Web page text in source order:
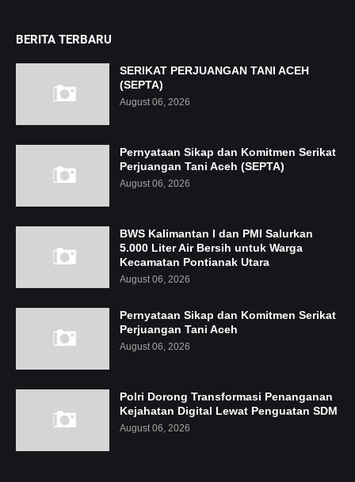
BERITA TERBARU
SERIKAT PERJUANGAN TANI ACEH
(SEPTA)
August 06, 2026
Pernyataan Sikap dan Komitmen Serikat
Perjuangan Tani Aceh (SEPTA)
August 06, 2026
BWS Kalimantan I dan PMI Salurkan
5.000 Liter Air Bersih untuk Warga
Kecamatan Pontianak Utara
August 06, 2026
Pernyataan Sikap dan Komitmen Serikat
Perjuangan Tani Aceh
August 06, 2026
Polri Dorong Transformasi Penanganan
Kejahatan Digital Lewat Penguatan SDM
August 06, 2026